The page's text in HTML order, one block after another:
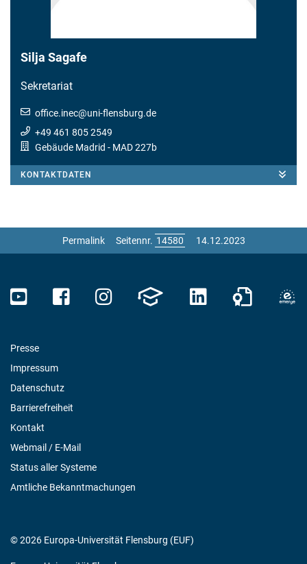
Silja Sagafe
Sekretariat
office.inec@uni-flensburg.de
+49 461 805 2549
Gebäude Madrid - MAD 227b
KONTAKTDATEN
Permalink Seitennr. 14.12.2023
Presse
Impressum
Datenschutz
Barrierefreiheit
Kontakt
Webmail / E-Mail
Status aller Systeme
Amtliche Bekanntmachungen
© 2026 Europa-Universität Flensburg (EUF)